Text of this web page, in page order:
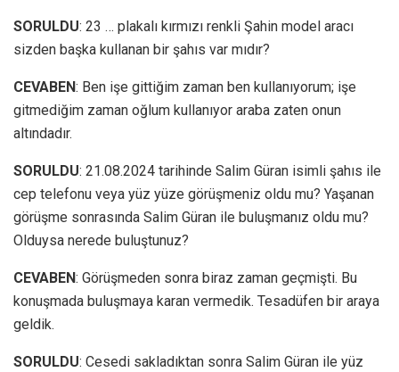
SORULDU: 23 … plakalı kırmızı renkli Şahin model aracı
sizden başka kullanan bir şahıs var mıdır?
CEVABEN: Ben işe gittiğim zaman ben kullanıyorum; işe
gitmediğim zaman oğlum kullanıyor araba zaten onun
altındadır.
SORULDU: 21.08.2024 tarihinde Salim Güran isimli şahıs ile
cep telefonu veya yüz yüze görüşmeniz oldu mu? Yaşanan
görüşme sonrasında Salim Güran ile buluşmanız oldu mu?
Olduysa nerede buluştunuz?
CEVABEN: Görüşmeden sonra biraz zaman geçmişti. Bu
konuşmada buluşmaya karan vermedik. Tesadüfen bir araya
geldik.
SORULDU: Cesedi sakladıktan sonra Salim Güran ile yüz